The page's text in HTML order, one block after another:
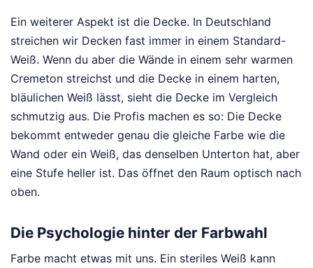
Ein weiterer Aspekt ist die Decke. In Deutschland
streichen wir Decken fast immer in einem Standard-
Weiß. Wenn du aber die Wände in einem sehr warmen
Cremeton streichst und die Decke in einem harten,
bläulichen Weiß lässt, sieht die Decke im Vergleich
schmutzig aus. Die Profis machen es so: Die Decke
bekommt entweder genau die gleiche Farbe wie die
Wand oder ein Weiß, das denselben Unterton hat, aber
eine Stufe heller ist. Das öffnet den Raum optisch nach
oben.
Die Psychologie hinter der Farbwahl
Farbe macht etwas mit uns. Ein steriles Weiß kann